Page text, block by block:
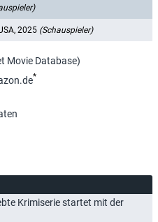
2025 (Schauspieler)
Movie Database)
*
Krimiserie startet mit der